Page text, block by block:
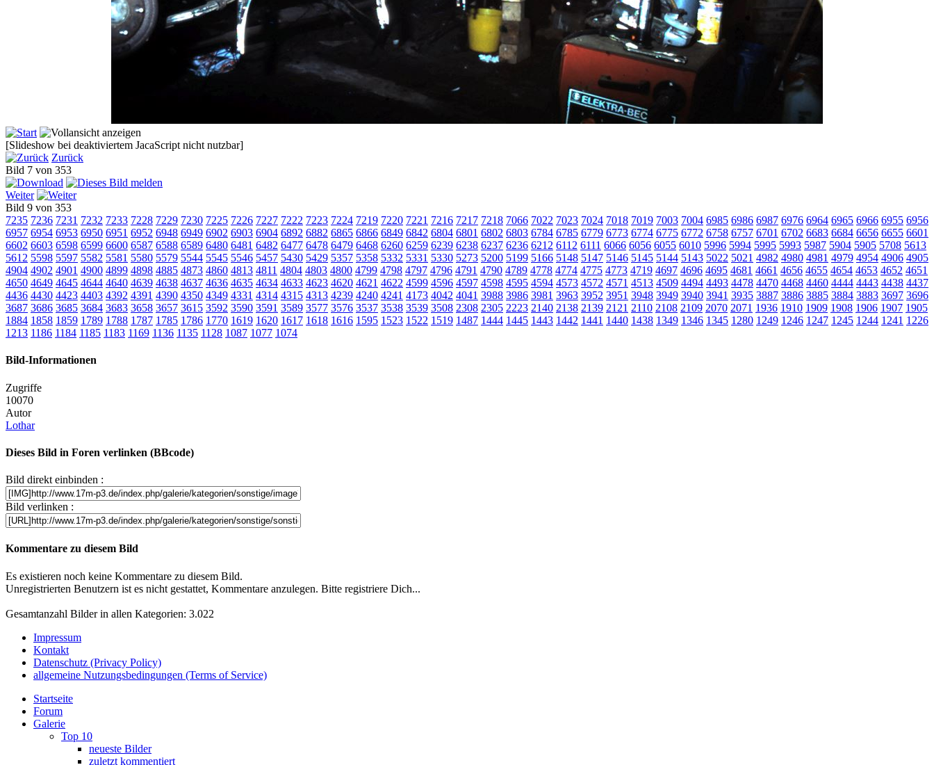
[Slideshow bei deaktiviertem JacaScript nicht nutzbar]
Zurück
Bild 7 von 353
Weiter
Bild 9 von 353
7235 7236 7231 7232 7233 7228 7229 7230 7225 7226 7227 7222 7223 7224 7219 7220 7221 7216 7217 7218 7066 7022 7023 7024 7018 7019 7003 7004 6985 6986 6987 6976 6964 6965 6966 6955 6956
6957 6954 6953 6950 6951 6952 6948 6949 6902 6903 6904 6892 6882 6865 6866 6849 6842 6804 6801 6802 6803 6784 6785 6779 6773 6774 6775 6772 6758 6757 6701 6702 6683 6684 6656 6655 6601
6602 6603 6598 6599 6600 6587 6588 6589 6480 6481 6482 6477 6478 6479 6468 6260 6259 6239 6238 6237 6236 6212 6112 6111 6066 6056 6055 6010 5996 5994 5995 5993 5987 5904 5905 5708 5613
5612 5598 5597 5582 5581 5580 5579 5544 5545 5546 5457 5430 5429 5357 5358 5332 5331 5330 5273 5200 5199 5166 5148 5147 5146 5145 5144 5143 5022 5021 4982 4980 4981 4979 4954 4906 4905
4904 4902 4901 4900 4899 4898 4885 4873 4860 4813 4811 4804 4803 4800 4799 4798 4797 4796 4791 4790 4789 4778 4774 4775 4773 4719 4697 4696 4695 4681 4661 4656 4655 4654 4653 4652 4651
4650 4649 4645 4644 4640 4639 4638 4637 4636 4635 4634 4633 4623 4620 4621 4622 4599 4596 4597 4598 4595 4594 4573 4572 4571 4513 4509 4494 4493 4478 4470 4468 4460 4444 4443 4438 4437
4436 4430 4423 4403 4392 4391 4390 4350 4349 4331 4314 4315 4313 4239 4240 4241 4173 4042 4041 3988 3986 3981 3963 3952 3951 3948 3949 3940 3941 3935 3887 3886 3885 3884 3883 3697 3696
3687 3686 3685 3684 3683 3658 3657 3615 3592 3590 3591 3589 3577 3576 3537 3538 3539 3508 2308 2305 2223 2140 2138 2139 2121 2110 2108 2109 2070 2071 1936 1910 1909 1908 1906 1907 1905
1884 1858 1859 1789 1788 1787 1785 1786 1770 1619 1620 1617 1618 1616 1595 1523 1522 1519 1487 1444 1445 1443 1442 1441 1440 1438 1349 1346 1345 1280 1249 1246 1247 1245 1244 1241 1226
1213 1186 1184 1185 1183 1169 1136 1135 1128 1087 1077 1074
Bild-Informationen
Zugriffe
10070
Autor
Lothar
Dieses Bild in Foren verlinken (BBcode)
Bild direkt einbinden :
Bild verlinken :
Kommentare zu diesem Bild
Es existieren noch keine Kommentare zu diesem Bild.
Unregistrierten Benutzern ist es nicht gestattet, Kommentare anzulegen. Bitte registriere Dich...
Gesamtanzahl Bilder in allen Kategorien: 3.022
Impressum
Kontakt
Datenschutz (Privacy Policy)
allgemeine Nutzungsbedingungen (Terms of Service)
Startseite
Forum
Galerie
Top 10
neueste Bilder
zuletzt kommentiert